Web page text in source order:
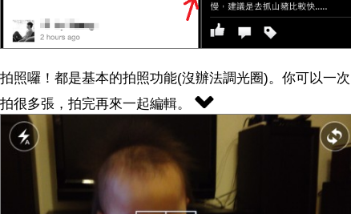
拍照囉！都是基本的拍照功能(沒辦法調光圈)。你可以一次
拍很多張，拍完再來一起編輯。